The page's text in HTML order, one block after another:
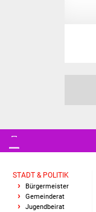
STADT & POLITIK
Bürgermeister
Gemeinderat
Jugendbeirat